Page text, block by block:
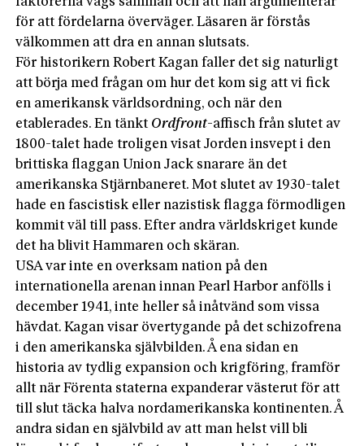
för att fördelarna överväger. Läsaren är förstås
välkommen att dra en annan slutsats.
För historikern Robert Kagan faller det sig naturligt
att börja med frågan om hur det kom sig att vi fick
en amerikansk världsordning, och när den
etablerades. En tänkt Ordfront-affisch från slutet av
1800-talet hade troligen visat Jorden insvept i den
brittiska flaggan Union Jack snarare än det
amerikanska Stjärnbaneret. Mot slutet av 1930-talet
hade en fascistisk eller nazistisk flagga förmodligen
kommit väl till pass. Efter andra världskriget kunde
det ha blivit Hammaren och skäran.
USA var inte en overksam nation på den
internationella arenan innan Pearl Harbor anfölls i
december 1941, inte heller så inåtvänd som vissa
hävdat. Kagan visar övertygande på det schizofrena
i den amerikanska självbilden. Å ena sidan en
historia av tydlig expansion och krigföring, framför
allt när Förenta staterna expanderar västerut för att
till slut täcka halva nordamerikanska kontinenten. Å
andra sidan en självbild av att man helst vill bli